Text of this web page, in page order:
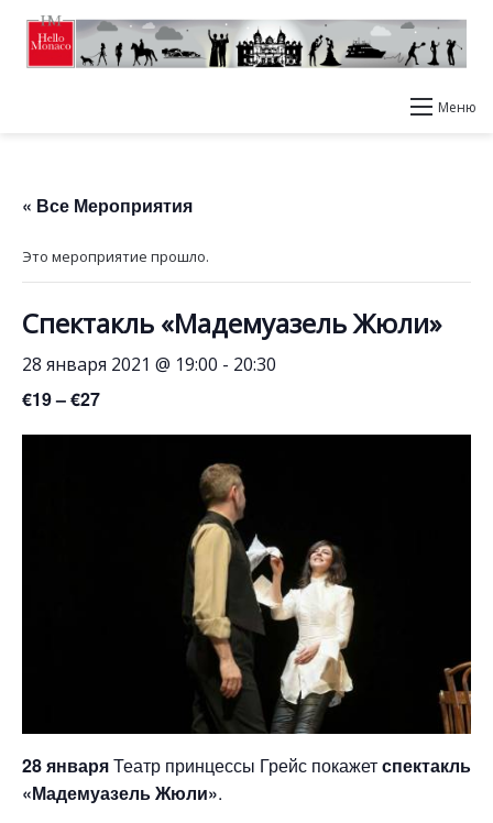
Меню
« Все Мероприятия
Это мероприятие прошло.
Спектакль «Мадемуазель Жюли»
28 января 2021 @ 19:00 - 20:30
€19 – €27
28 январяТеатр принцессы Грейс покажетспектакль
«Мадемуазель Жюли».